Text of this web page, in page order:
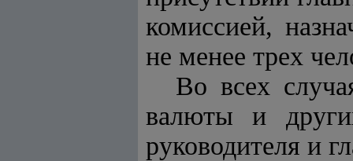
комиссией,
не менее трех
Во всех
валюты и
руководителя и